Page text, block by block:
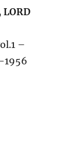
LORD
–
1956